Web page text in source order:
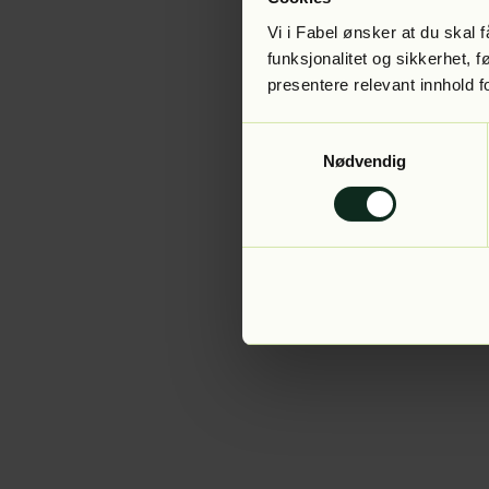
Vi i Fabel ønsker at du skal
funksjonalitet og sikkerhet,
presentere relevant innhold
Nødvendig
Application